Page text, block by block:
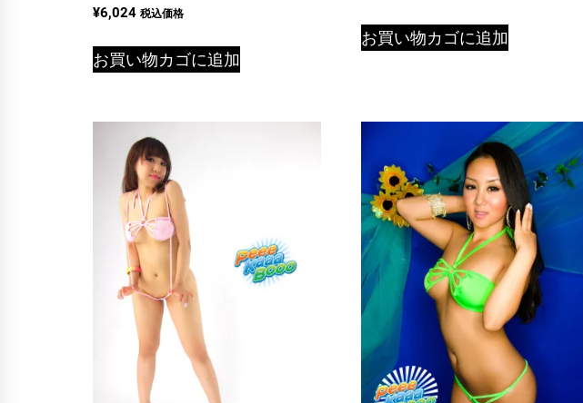
5段階中
4.00
¥6,024 税込価格
お買い物カゴに追加
お買い物カゴに追加